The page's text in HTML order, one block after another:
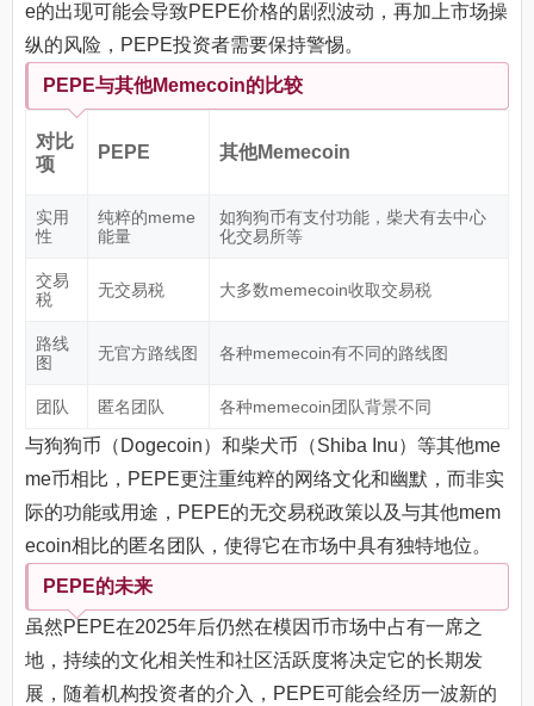
e的出现可能会导致PEPE价格的剧烈波动，再加上市场操
纵的风险，PEPE投资者需要保持警惕。
PEPE与其他Memecoin的比较
对比
项
PEPE 其他Memecoin
实用
性
纯粹的meme
能量
如狗狗币有支付功能，柴犬有去中心
化交易所等
交易
税
无交易税 大多数memecoin收取交易税
路线
图
无官方路线图 各种memecoin有不同的路线图
团队 匿名团队 各种memecoin团队背景不同
与狗狗币（Dogecoin）和柴犬币（Shiba Inu）等其他me
me币相比，PEPE更注重纯粹的网络文化和幽默，而非实
际的功能或用途，PEPE的无交易税政策以及与其他mem
ecoin相比的匿名团队，使得它在市场中具有独特地位。
PEPE的未来
虽然PEPE在2025年后仍然在模因币市场中占有一席之
地，持续的文化相关性和社区活跃度将决定它的长期发
展，随着机构投资者的介入，PEPE可能会经历一波新的